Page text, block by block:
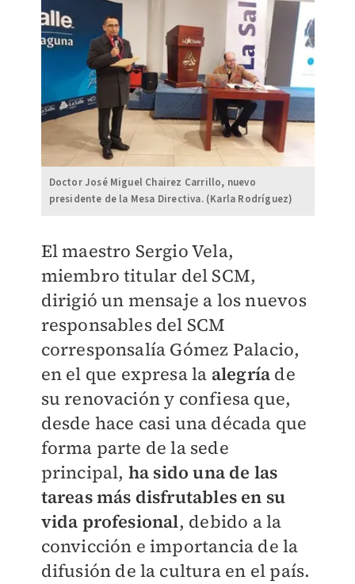
Doctor José Miguel Chairez Carrillo, nuevo
presidente de la Mesa Directiva. (Karla Rodríguez)
El maestro Sergio Vela,
miembro titular del SCM,
dirigió un mensaje a los nuevos
responsables del SCM
corresponsalía Gómez Palacio,
en el que expresa la alegría de
su renovación y confiesa que,
desde hace casi una década que
forma parte de la sede
principal, ha sido una de las
tareas más disfrutables en su
vida profesional, debido a la
convicción e importancia de la
difusión de la cultura en el país.